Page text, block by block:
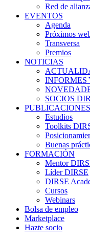
Red de
EVENTOS
Agenda
Próximos
Transversa
Premios
NOTICIAS
INFORMES
SOCIOS
PUBLICACIONES
Estudios
Toolkits
Buenas
FORMACIÓN
Mentor
Líder DIRSE
DIRSE
Cursos
Webinars
Bolsa de empleo
Marketplace
Hazte socio